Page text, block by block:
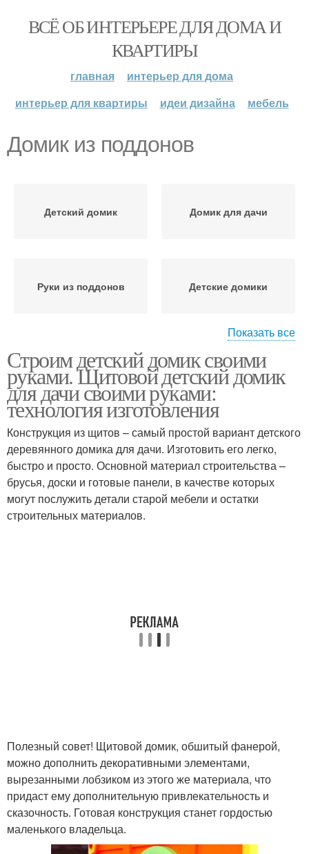
ВСЁ ОБ ИНТЕРЬЕРЕ ДЛЯ ДОМА И
КВАРТИРЫ
главная
интерьер для дома
интерьер для квартиры
идеи дизайна мебель
Домик из поддонов
Детский домик Домик для дачи
Руки из поддонов Детские домики
Домик на участке Игровой домик
Домик из вагонки Домик для детей
Большой домик
Домик из фанеры Домики для детей
Показать все
Строим детский домик своими
руками. Щитовой детский домик
для дачи своими руками:
технология изготовления
Конструкция из щитов – самый простой вариант детского
деревянного домика для дачи. Изготовить его легко,
быстро и просто. Основной материал строительства –
брусья, доски и готовые панели, в качестве которых
могут послужить детали старой мебели и остатки
строительных материалов.
Полезный совет! Щитовой домик, обшитый фанерой,
можно дополнить декоративными элементами,
вырезанными лобзиком из этого же материала, что
придаст ему дополнительную привлекательность и
сказочность. Готовая конструкция станет гордостью
маленького владельца.